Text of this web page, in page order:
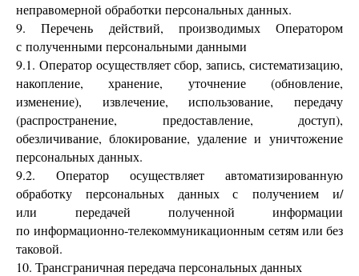
неправомерной обработки персональных данных.
9. Перечень действий, производимых Оператором
с полученными персональными данными
9.1. Оператор осуществляет сбор, запись, систематизацию,
накопление, хранение, уточнение (обновление,
изменение), извлечение, использование, передачу
(распространение, предоставление, доступ),
обезличивание, блокирование, удаление и уничтожение
персональных данных.
9.2. Оператор осуществляет автоматизированную
обработку персональных данных с получением и/
или передачей полученной информации
по информационно-телекоммуникационным сетям или без
таковой.
10. Трансграничная передача персональных данных